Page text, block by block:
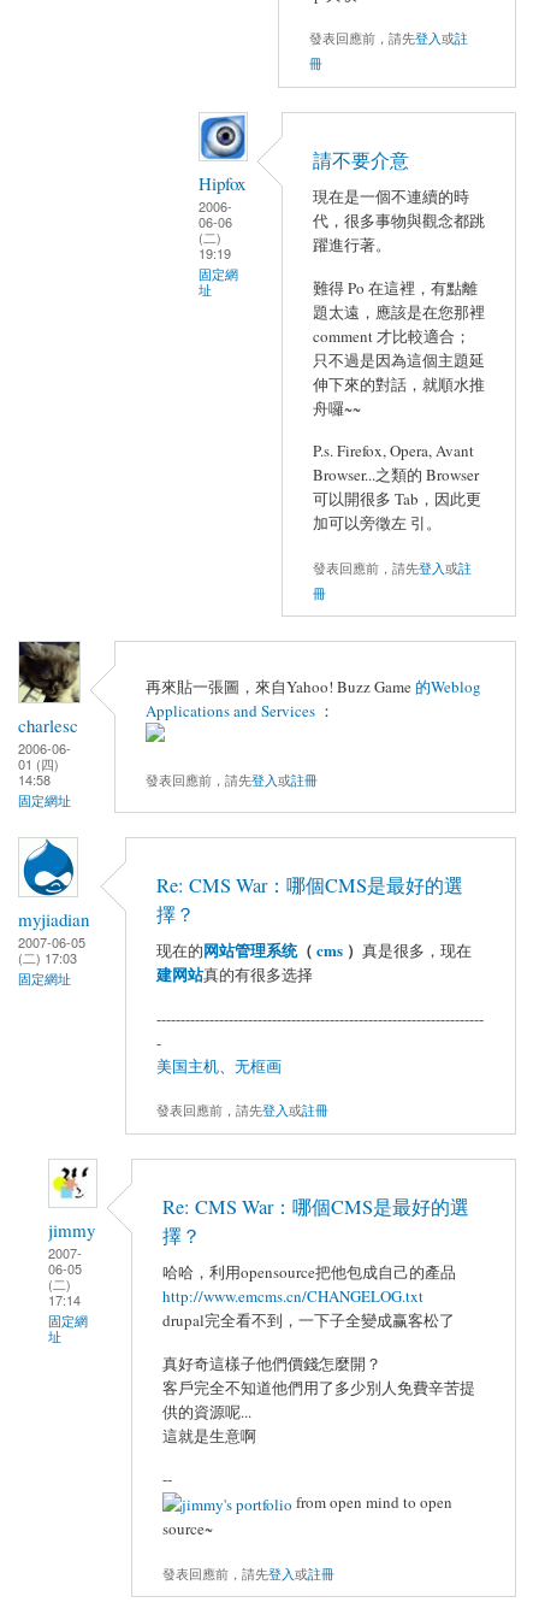
發表回應前，請先登入或註
冊
Hipfox
2006-
06-06
(二)
19:19
固定網
址
請不要介意
現在是一個不連續的時
代，很多事物與觀念都跳
躍進行著。
難得 Po 在這裡，有點離
題太遠，應該是在您那裡
comment 才比較適合；
只不過是因為這個主題延
伸下來的對話，就順水推
舟囉~~
P.s. Firefox, Opera, Avant
Browser...之類的 Browser
可以開很多 Tab，因此更
加可以旁徵左 引。
發表回應前，請先登入或註
冊
charlesc
2006-06-
01 (四)
14:58
固定網址
再來貼一張圖，來自Yahoo! Buzz Game的Weblog
Applications and Services ：
發表回應前，請先登入或註冊
myjiadian
2007-06-05
(二) 17:03
固定網址
Re: CMS War：哪個CMS是最好的選
擇？
现在的网站管理系统（ cms ） 真是很多，现在
建网站真的有很多选择
--------------------------------------------------------------------
-
美国主机
无框画
發表回應前，請先登入或註冊
jimmy
2007-
06-05
(二)
17:14
固定網
址
Re: CMS War：哪個CMS是最好的選
擇？
哈哈，利用opensource把他包成自己的產品
http://www.emcms.cn/CHANGELOG.txt
drupal完全看不到，一下子全變成赢客松了
真好奇這樣子他們價錢怎麼開？
客戶完全不知道他們用了多少別人免費辛苦提
供的資源呢...
這就是生意啊
--
from open mind to open
source~
發表回應前，請先登入或註冊